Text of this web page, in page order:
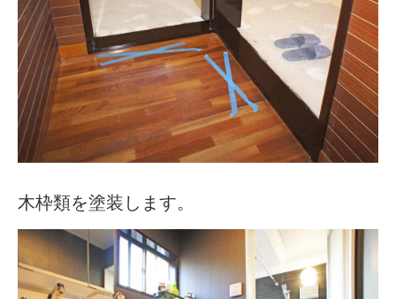
木枠類を塗装します。